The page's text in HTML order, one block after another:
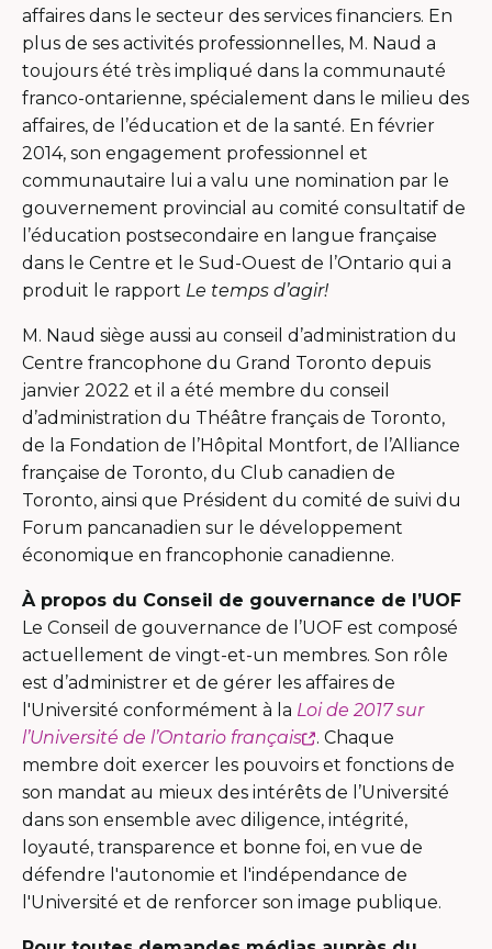
affaires dans le secteur des services financiers. En
plus de ses activités professionnelles, M. Naud a
toujours été très impliqué dans la communauté
franco-ontarienne, spécialement dans le milieu des
affaires, de l’éducation et de la santé. En février
2014, son engagement professionnel et
communautaire lui a valu une nomination par le
gouvernement provincial au comité consultatif de
l’éducation postsecondaire en langue française
dans le Centre et le Sud-Ouest de l’Ontario qui a
produit le rapport Le temps d’agir!
M. Naud siège aussi au conseil d’administration du
Centre francophone du Grand Toronto depuis
janvier 2022 et il a été membre du conseil
d’administration du Théâtre français de Toronto,
de la Fondation de l’Hôpital Montfort, de l’Alliance
française de Toronto, du Club canadien de
Toronto, ainsi que Président du comité de suivi du
Forum pancanadien sur le développement
économique en francophonie canadienne.
À propos du Conseil de gouvernance de l’UOF
Le Conseil de gouvernance de l’UOF est composé
actuellement de vingt-et-un membres. Son rôle
est d’administrer et de gérer les affaires de
l'Université conformément à la Loi de 2017 sur
l’Université de l’Ontario français
Ce
lien
s'ouvrira
dans
une
nouvelle
fenêtre
. Chaque
membre doit exercer les pouvoirs et fonctions de
son mandat au mieux des intérêts de l’Université
dans son ensemble avec diligence, intégrité,
loyauté, transparence et bonne foi, en vue de
défendre l'autonomie et l'indépendance de
l'Université et de renforcer son image publique.